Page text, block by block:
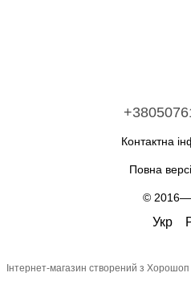
Контактна
Повна
©
Укр
Інтернет-магазин створений з Хорошоп